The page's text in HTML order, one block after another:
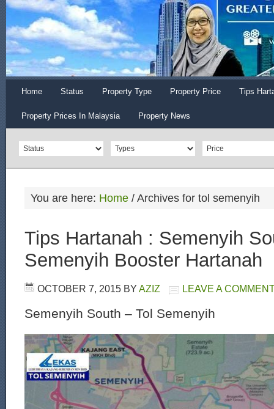
Home Status Property Type Property Price Tips
Property Prices In Malaysia Property News
You are here: Home / Archives for tol semenyih
Tips Hartanah : Semenyih
Semenyih Booster Hartanah
OCTOBER 7, 2015 BY AZIZ LEAVE A
Semenyih South – Tol Semenyih